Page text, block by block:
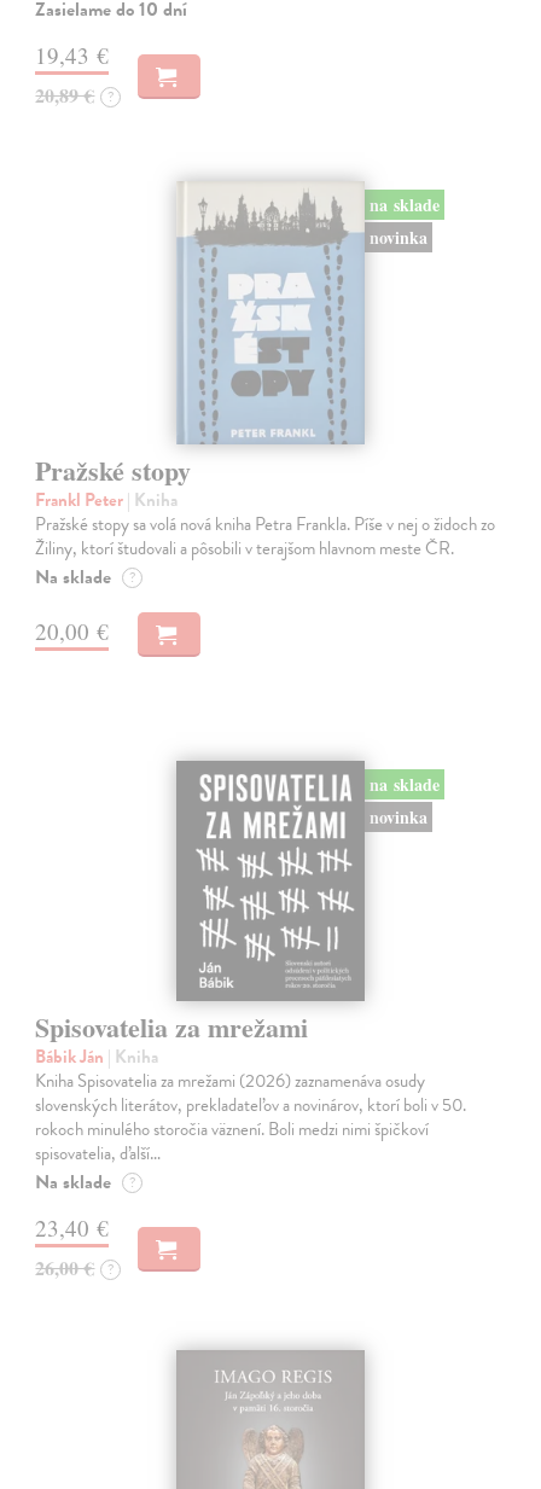
Zasielame do 10 dní
19,43 €
20,89 € ?
na sklade
novinka
Pražské stopy
Frankl Peter| Kniha
Pražské stopy sa volá nová kniha Petra Frankla. Píše v nej o židoch zo
Žiliny, ktorí študovali a pôsobili v terajšom hlavnom meste ČR.
Na sklade ?
20,00 €
na sklade
novinka
Spisovatelia za mrežami
Bábik Ján | Kniha
Kniha Spisovatelia za mrežami (2026) zaznamenáva osudy
slovenských literátov, prekladateľov a novinárov, ktorí boli v 50.
rokoch minulého storočia väznení. Boli medzi nimi špičkoví
spisovatelia, ďalší…
Na sklade ?
23,40 €
26,00 € ?